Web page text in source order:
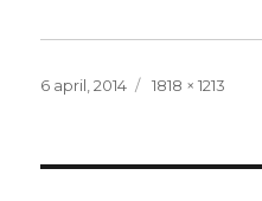
Publicerat
6 april, 2014
Full
1818 × 1213